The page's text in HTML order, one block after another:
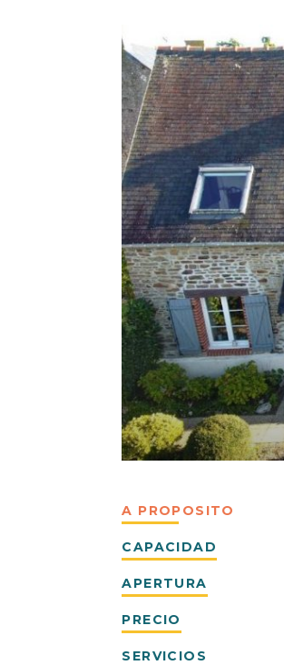
A PROPOSITO
CAPACIDAD
APERTURA
PRECIO
SERVICIOS